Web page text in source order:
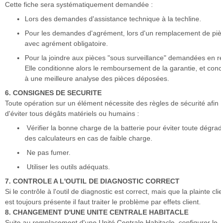
Cette fiche sera systématiquement demandée :
Lors des demandes d'assistance technique à la techline.
Pour les demandes d'agrément, lors d'un remplacement de
avec agrément obligatoire.
Pour la joindre aux pièces "sous surveillance" demandées en
Elle conditionne alors le remboursement de la garantie, et
à une meilleure analyse des pièces déposées.
6. CONSIGNES DE SECURITE
Toute opération sur un élément nécessite des règles de sécurité afin
d'éviter tous dégâts matériels ou humains :
Vérifier la bonne charge de la batterie pour éviter toute
des calculateurs en cas de faible charge.
Ne pas fumer.
Utiliser les outils adéquats.
7. CONTROLE A L'OUTIL DE DIAGNOSTIC CORRECT
Si le contrôle à l'outil de diagnostic est correct, mais que la plainte
est toujours présente il faut traiter le problème par effets client.
8. CHANGEMENT D'UNE UNITE CENTRALE HABITACLE